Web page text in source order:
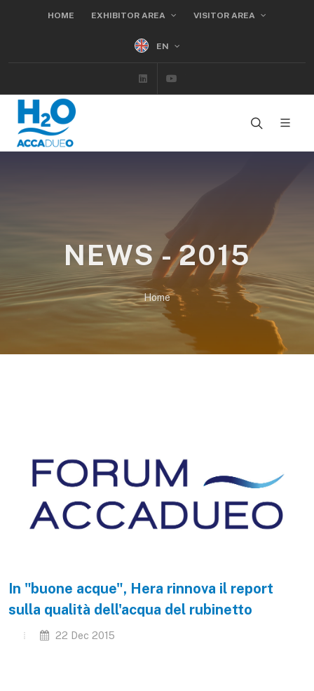
HOME EXHIBITOR AREA VISITOR AREA
EN
Linkedin
NEWS - 2015
Home
In "buone acque", Hera rinnova il report
sulla qualità dell'acqua del rubinetto
22 Dec 2015